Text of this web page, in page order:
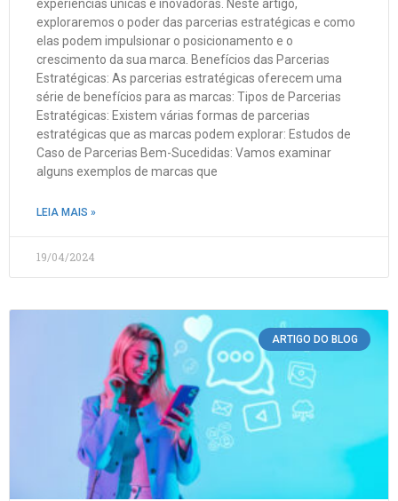
experiências únicas e inovadoras. Neste artigo,
exploraremos o poder das parcerias estratégicas e como
elas podem impulsionar o posicionamento e o
crescimento da sua marca. Benefícios das Parcerias
Estratégicas: As parcerias estratégicas oferecem uma
série de benefícios para as marcas: Tipos de Parcerias
Estratégicas: Existem várias formas de parcerias
estratégicas que as marcas podem explorar: Estudos de
Caso de Parcerias Bem-Sucedidas: Vamos examinar
alguns exemplos de marcas que
LEIA MAIS »
19/04/2024
ARTIGO DO BLOG